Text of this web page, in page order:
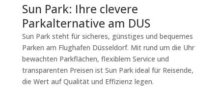
Sun Park: Ihre clevere
Parkalternative am DUS
Sun Park steht für sicheres, günstiges und bequemes
Parken am Flughafen Düsseldorf. Mit rund um die Uhr
bewachten Parkflächen, flexiblem Service und
transparenten Preisen ist Sun Park ideal für Reisende,
die Wert auf Qualität und Effizienz legen.